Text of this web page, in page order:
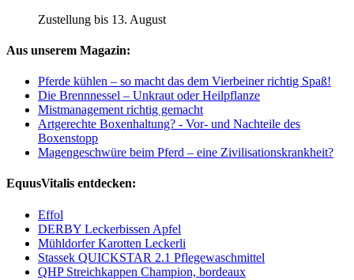
Zustellung bis 13. August
Aus unserem Magazin:
Pferde kühlen – so macht das dem Vierbeiner richtig Spaß!
Die Brennnessel – Unkraut oder Heilpflanze
Mistmanagement richtig gemacht
Artgerechte Boxenhaltung? - Vor- und Nachteile des
Boxenstopp
Magengeschwüre beim Pferd – eine Zivilisationskrankheit?
EquusVitalis entdecken:
Effol
DERBY Leckerbissen Apfel
Mühldorfer Karotten Leckerli
Stassek QUICKSTAR 2.1 Pflegewaschmittel
QHP Streichkappen Champion, bordeaux